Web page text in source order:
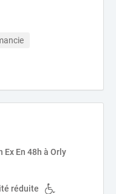
Ex En 48h à Orly
réduite